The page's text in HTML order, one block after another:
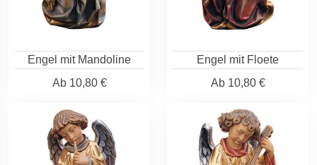
Engel mit Mandoline
Ab10,80 €
Engel mit Floete
Ab10,80 €